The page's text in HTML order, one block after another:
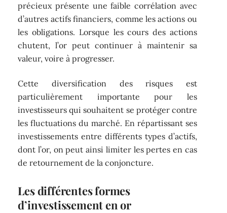
précieux présente une faible corrélation avec
d’autres actifs financiers, comme les actions ou
les obligations. Lorsque les cours des actions
chutent, l’or peut continuer à maintenir sa
valeur, voire à progresser.
Cette diversification des risques est
particulièrement importante pour les
investisseurs qui souhaitent se protéger contre
les fluctuations du marché. En répartissant ses
investissements entre différents types d’actifs,
dont l’or, on peut ainsi limiter les pertes en cas
de retournement de la conjoncture.
Les différentes formes
d’investissement en or